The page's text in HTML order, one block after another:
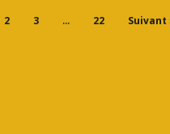
2 3 … 22 Suivant